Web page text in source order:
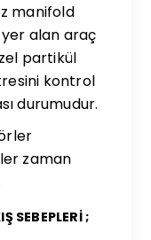
manifold
yer alan araç
partikül
kontrol
durumudur.
zaman
SEBEPLERİ ;